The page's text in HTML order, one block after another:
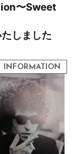
〜Sweet
しました